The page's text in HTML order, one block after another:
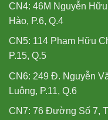
CN4: 46M Nguyễn Hữu
Hào, P.6, Q.4
CN5: 114 Phạm Hữu
P.15, Q.5
CN6: 249 Đ. Nguyễn
Luông, P.11, Q.6
CN7: 76 Đường Số 7,